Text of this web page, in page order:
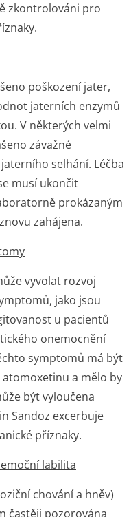
zkontrolováni pro
poškození jater,
jaterních enzymů
V některých velmi
závažné
selhání. Léčba
musí ukončit
prokázaným
zahájena.
vyvolat rozvoj
jako jsou
u pacientů
onemocnění
symptomů má být
a mělo by
být vyloučena
Sandoz excerbuje
příznaky.
labilita
chování a hněv)
častěji pozorována